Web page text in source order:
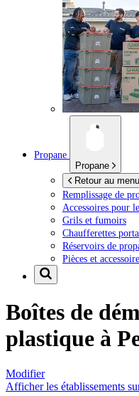
Propane
Propane
Retour au
Remplissage de
Accessoires pour
Grils et fumoirs
Chaufferettes
Réservoirs de
Pièces et
Boîtes de
plastique à
Modifier
Afficher les établissements